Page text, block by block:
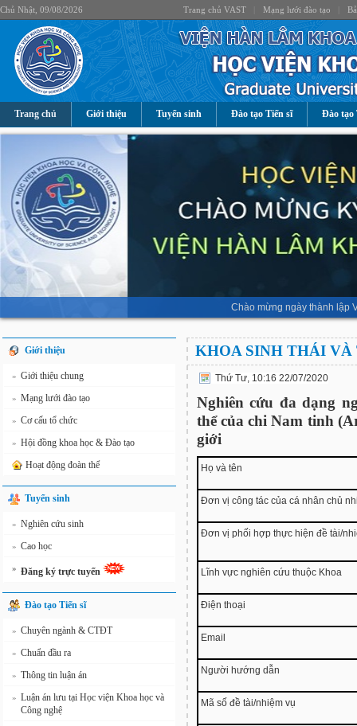
Chủ Nhật, 09/08/2026 Trang chủ VAST Mạng lưới đào tạo
Trang chủ Giới thiệu Tuyển sinh Đào tạo Tiến sĩ Đào tạo
Chào mừng ngày thành lập
Giới thiệu
» Giới thiệu chung
» Mạng lưới đào tạo
» Cơ cấu tổ chức
» Hội đồng khoa học & Đào tạo
Hoạt động đoàn thể
Tuyển sinh
» Nghiên cứu sinh
» Cao học
» Đăng ký trực tuyến
Đào tạo Tiến sĩ
» Chuyên ngành & CTĐT
» Chuẩn đầu ra
» Thông tin luận án
» Luận án lưu tại Học viện Khoa học và
Công nghệ
KHOA SINH THÁI
Thứ Tư, 10:16 22/07/2020
Nghiên cứu đa dạng
thể của chi Nam tinh
giới
Họ và tên
Đơn vị công tác của cá nhân chủ
Đơn vị phối hợp thực hiện đề tài/
Lĩnh vực nghiên cứu thuộc Khoa
Điện thoại
Email
Người hướng dẫn
Mã số đề tài/nhiệm vụ